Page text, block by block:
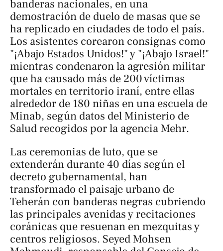
banderas nacionales, en una
demostración de duelo de masas que se
ha replicado en ciudades de todo el país.
Los asistentes corearon consignas como
"¡Abajo Estados Unidos!" y "¡Abajo Israel!"
mientras condenaron la agresión militar
que ha causado más de 200 víctimas
mortales en territorio iraní, entre ellas
alrededor de 180 niñas en una escuela de
Minab, según datos del Ministerio de
Salud recogidos por la agenciaMehr.
Las ceremonias de luto, que se
extenderán durante 40 días según el
decreto gubernamental, han
transformado el paisaje urbano de
Teherán con banderas negras cubriendo
las principales avenidas y recitaciones
coránicas que resuenan en mezquitas y
centros religiosos. Seyed Mohsen